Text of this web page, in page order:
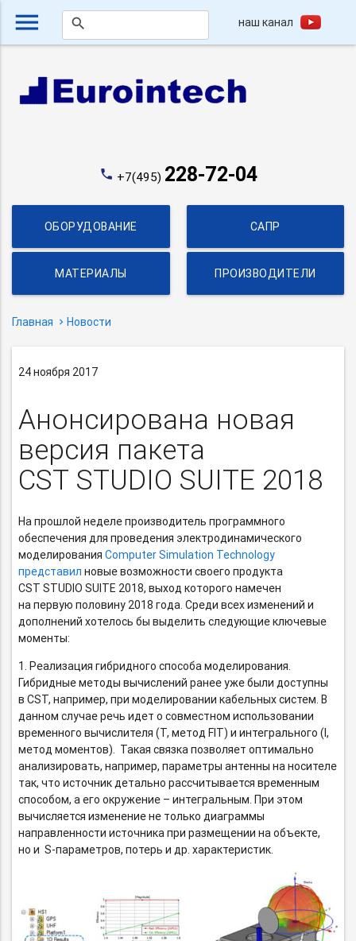
menu search наш канал
phone +7(495) 228-72-04
ОБОРУДОВАНИЕ САПР
МАТЕРИАЛЫ ПРОИЗВОДИТЕЛИ
Главная Новости
24 ноября 2017
Анонсирована новая
версия пакета
CST STUDIO SUITE 2018
На прошлой неделе производитель программного
обеспечения для проведения электродинамического
моделированияComputer Simulation Technology
представил новые возможности своего продукта
CST STUDIO SUITE 2018, выход которого намечен
на первую половину 2018 года. Среди всех изменений и
дополнений хотелось бы выделить следующие ключевые
моменты:
1. Реализация гибридного способа моделирования.
Гибридные методы вычислений ранее уже были доступны
в CST, например, при моделировании кабельных систем. В
данном случае речь идет о совместном использовании
временного вычислителя (T, метод FIT) и интегрального (I,
метод моментов). Такая связка позволяет оптимально
анализировать, например, параметры антенны на носителе
так, что источник детально рассчитывается временным
способом, а его окружение – интегральным. При этом
вычисляется изменение не только диаграммы
направленности источника при размещении на объекте,
но иS-параметров, потерь и др. характеристик.